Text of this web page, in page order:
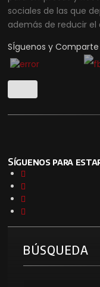
sociales de las que
además de reducir el
SÍguenos y Comparte
Síguenos para estar
BÚSQUEDA